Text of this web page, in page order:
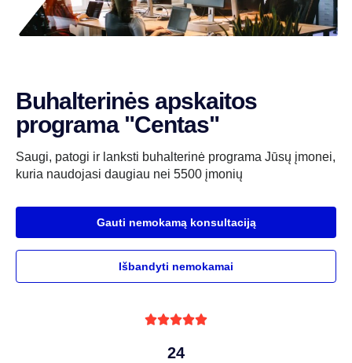
Išbandyti nemokamai
Gauti nemokamą konsultaciją
Saugi, patogi ir lanksti buhalterinė programa Jūsų įmonei,
kuria naudojasi daugiau nei 5500 įmonių
Buhalterinės apskaitos
programa "Centas"

24